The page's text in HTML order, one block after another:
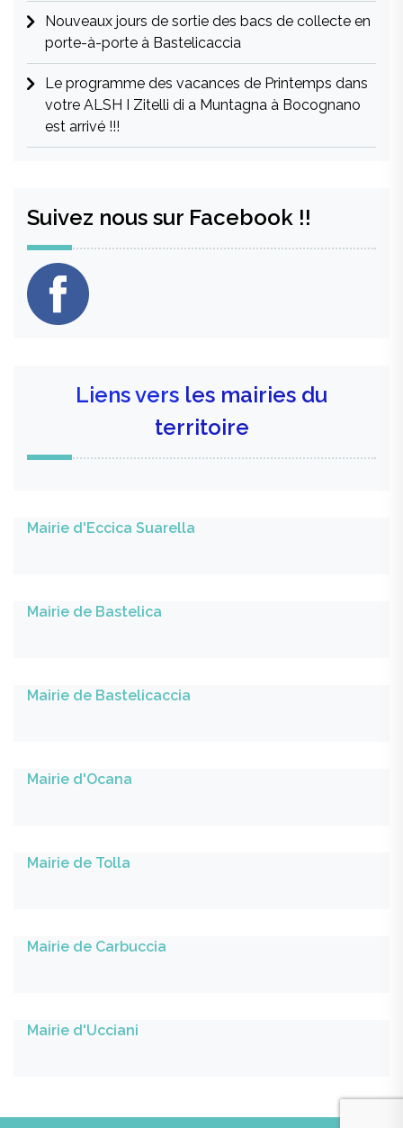
Nouveaux jours de sortie des bacs de collecte en
porte-à-porte à Bastelicaccia
Le programme des vacances de Printemps dans
votre ALSH I Zitelli di a Muntagna à Bocognano
est arrivé !!!
Suivez nous sur Facebook !!
Liens vers les mairies du
territoire
Mairie d'Eccica Suarella
Mairie de Bastelica
Mairie de Bastelicaccia
Mairie d'Ocana
Mairie de Tolla
Mairie de Carbuccia
Mairie d'Ucciani